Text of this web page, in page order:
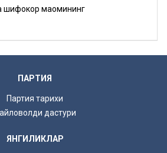
шифокор мақомининг
ПАРТИЯ
Партия тарихи
дастури
ЯНГИЛИКЛАР